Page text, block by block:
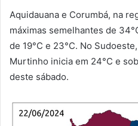
Aquidauana e Corumbá, na
máximas semelhantes de
de 19°C e 23°C. No
Murtinho inicia em 24°C e
deste sábado.